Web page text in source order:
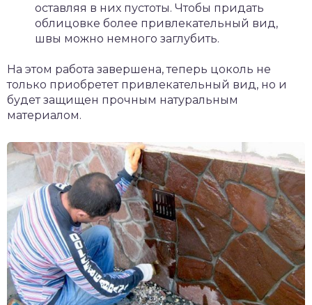
оставляя в них пустоты. Чтобы придать
облицовке более привлекательный вид,
швы можно немного заглубить.
На этом работа завершена, теперь цоколь не
только приобретет привлекательный вид, но и
будет защищен прочным натуральным
материалом.